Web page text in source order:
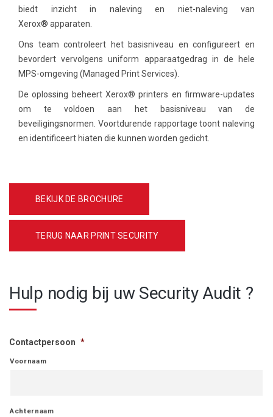
biedt inzicht in naleving en niet-naleving van
Xerox® apparaten.
Ons team controleert het basisniveau en configureert en
bevordert vervolgens uniform apparaatgedrag in de hele
MPS-omgeving (Managed Print Services).
De oplossing beheert Xerox® printers en firmware-updates
om te voldoen aan het basisniveau van de
beveiligingsnormen. Voortdurende rapportage toont naleving
en identificeert hiaten die kunnen worden gedicht.
BEKIJK DE BROCHURE
TERUG NAAR PRINT SECURITY
Hulp nodig bij uw Security Audit ?
Contactpersoon *
Voornaam
Achternaam